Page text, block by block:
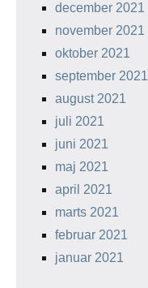
december 2021
november 2021
oktober 2021
september 2021
august 2021
juli 2021
juni 2021
maj 2021
april 2021
marts 2021
februar 2021
januar 2021